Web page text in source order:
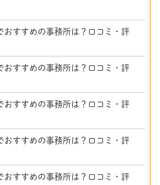
おすすめの事務所は？口コミ・評
おすすめの事務所は？口コミ・評
おすすめの事務所は？口コミ・評
おすすめの事務所は？口コミ・評
おすすめの事務所は？口コミ・評